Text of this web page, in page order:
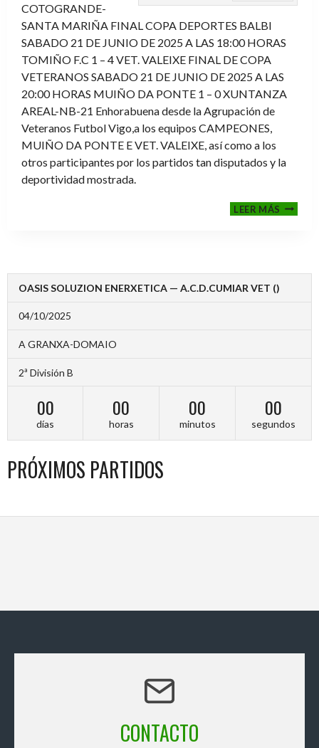
COTOGRANDE-
SANTA MARIÑA FINAL COPA DEPORTES BALBI
SABADO 21 DE JUNIO DE 2025 A LAS 18:00 HORAS
TOMIÑO F.C 1 – 4 VET. VALEIXE FINAL DE COPA
VETERANOS SABADO 21 DE JUNIO DE 2025 A LAS
20:00 HORAS MUIÑO DA PONTE 1 – 0 XUNTANZA
AREAL-NB-21 Enhorabuena desde la Agrupación de
Veteranos Futbol Vigo,a los equipos CAMPEONES,
MUIÑO DA PONTE E VET. VALEIXE, así como a los
otros participantes por los partidos tan disputados y la
deportividad mostrada.
LEER MÁS
2024-
OASIS SOLUZION ENERXETICA — A.C.D.CUMIAR VET ()
04/10/2025
A GRANXA-DOMAIO
2ª División B
00
días
00
horas
00
minutos
00
segundos
PRÓXIMOS PARTIDOS
CONTACTO